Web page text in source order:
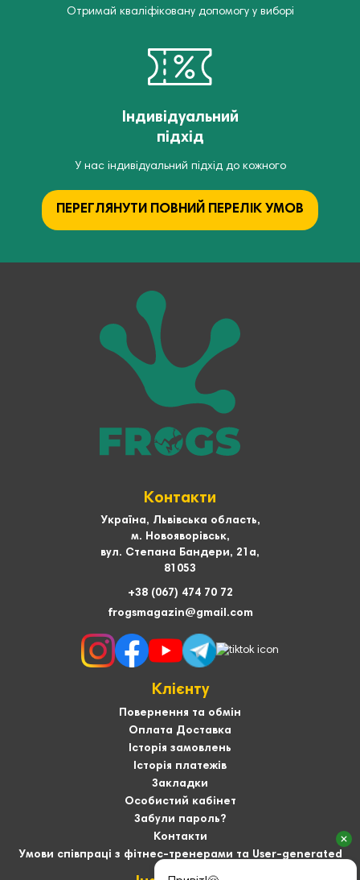
Отримай кваліфіковану допомогу у виборі
Індивідуальний
підхід
У нас індивідуальний підхід до кожного
ПЕРЕГЛЯНУТИ ПОВНИЙ ПЕРЕЛІК УМОВ
Контакти
Україна, Львівська область,
м. Новояворівськ,
вул. Степана Бандери, 21а,
81053
+38 (067) 474 70 72
frogsmagazin@gmail.com
Клієнту
Повернення та обмін
Оплата Доставка
Історія замовлень
Історія платежів
Закладки
Особистий кабінет
Забули пароль?
Контакти
Умови співпраці з фітнес-тренерами та User-generated